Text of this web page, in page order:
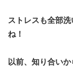
ストレスも全部
ね！
以前、知り合いか